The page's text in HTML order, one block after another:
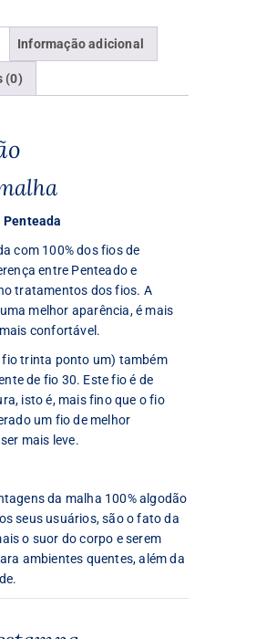
Informação adicional
(0)
com 100% dos fios de
entre Penteado e
tratamentos dos fios. A
melhor aparência, é mais
confortável.
fio trinta ponto um) também
de fio 30. Este fio é de
isto é, mais fino que o fio
um fio de melhor
mais leve.
da malha 100% algodão
seus usuários, são o fato da
o suor do corpo e serem
ambientes quentes, além da